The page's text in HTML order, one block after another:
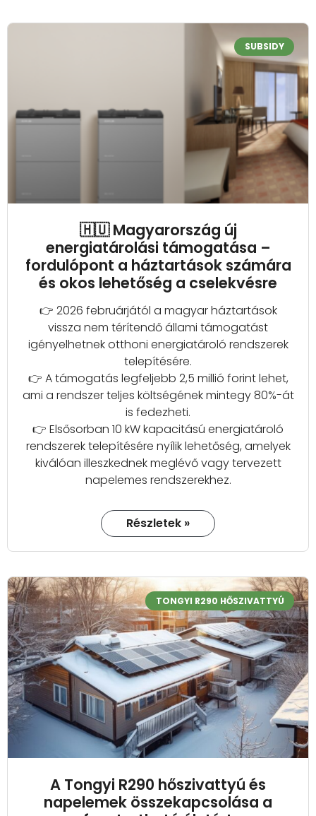
SUBSIDY
🇭🇺 Magyarország új
energiatárolási támogatása –
fordulópont a háztartások számára
és okos lehetőség a cselekvésre
👉 2026 februárjától a magyar háztartások
vissza nem térítendő állami támogatást
igényelhetnek otthoni energiatároló rendszerek
telepítésére.
👉 A támogatás legfeljebb 2,5 millió forint lehet,
ami a rendszer teljes költségének mintegy 80%-át
is fedezheti.
👉 Elsősorban 10 kW kapacitású energiatároló
rendszerek telepítésére nyílik lehetőség, amelyek
kiválóan illeszkednek meglévő vagy tervezett
napelemes rendszerekhez.
Részletek »
TONGYI R290 HŐSZIVATTYÚ
A Tongyi R290 hőszivattyú és
napelemek összekapcsolása a